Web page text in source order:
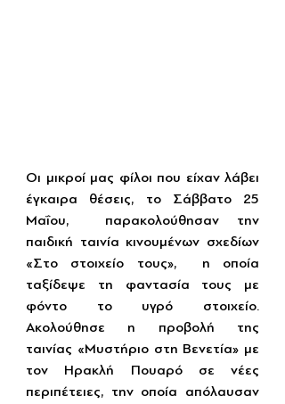
Οι μικροί μας φίλοι που είχαν λάβει
έγκαιρα θέσεις, το Σάββατο 25
Μαΐου,  παρακολούθησαν την
παιδική ταινία κινουμένων σχεδίων
«Στο στοιχείο τους»,  η οποία
ταξίδεψε τη φαντασία τους με
φόντο το υγρό στοιχείο.
Ακολούθησε η προβολή της
ταινίας «Μυστήριο στη Βενετία» με
τον Ηρακλή Πουαρό σε νέες
περιπέτειες, την οποία απόλαυσαν